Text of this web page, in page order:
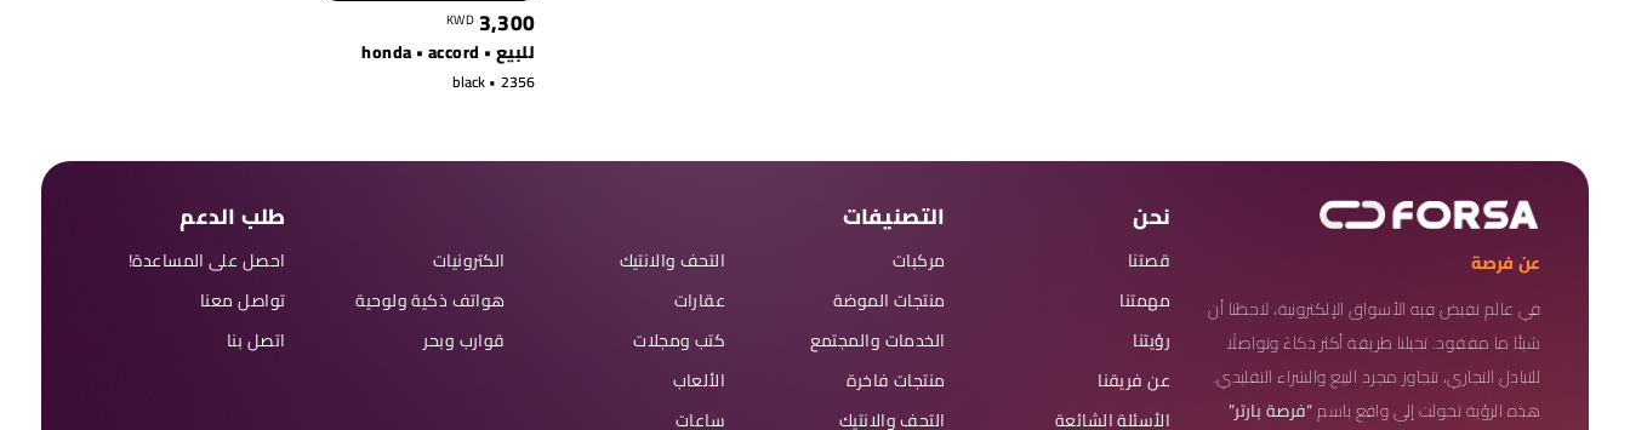
3,300
KWD
للبيع • honda • accord
black • 2356
عن فرصة
في عالم تفيض فيه الأسواق الإلكترونية، لاحظنا أن
شيئًا ما مفقود. تخيلنا طريقة أكثر ذكاءً وتواصلًا
للتبادل التجاري، تتجاوز مجرد البيع والشراء التقليدي.
هذه الرؤية تحولت إلى واقع باسم“فرصة بارتر”
نحن
قصتنا
مهمتنا
رؤيتنا
عن فريقنا
الأسئلة الشائعة
التصنيفات
مركبات
منتجات الموضة
الخدمات والمجتمع
منتجات فاخرة
التحف والانتيك
التحف والانتيك
عقارات
كتب ومجلات
الألعاب
ساعات
الكترونيات
هواتف ذكية ولوحية
قوارب وبحر
طلب الدعم
احصل على المساعدة!
تواصل معنا
اتصل بنا